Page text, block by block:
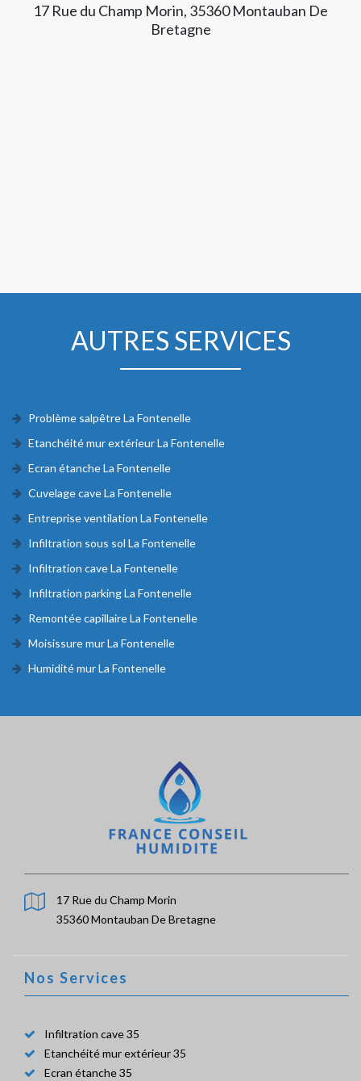
17 Rue du Champ Morin, 35360 Montauban De
Bretagne
AUTRES SERVICES
Problème salpêtre La Fontenelle
Etanchéité mur extérieur La Fontenelle
Ecran étanche La Fontenelle
Cuvelage cave La Fontenelle
Entreprise ventilation La Fontenelle
Infiltration sous sol La Fontenelle
Infiltration cave La Fontenelle
Infiltration parking La Fontenelle
Remontée capillaire La Fontenelle
Moisissure mur La Fontenelle
Humidité mur La Fontenelle
17 Rue du Champ Morin
35360 Montauban De Bretagne
Nos Services
Infiltration cave 35
Etanchéité mur extérieur 35
Ecran étanche 35